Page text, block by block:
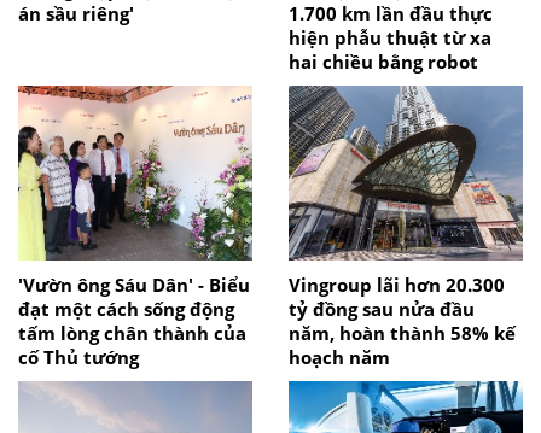
án sầu riêng'
1.700 km lần đầu thực
hiện phẫu thuật từ xa
hai chiều bằng robot
'Vườn ông Sáu Dân' - Biểu
đạt một cách sống động
tấm lòng chân thành của
cố Thủ tướng
Vingroup lãi hơn 20.300
tỷ đồng sau nửa đầu
năm, hoàn thành 58% kế
hoạch năm